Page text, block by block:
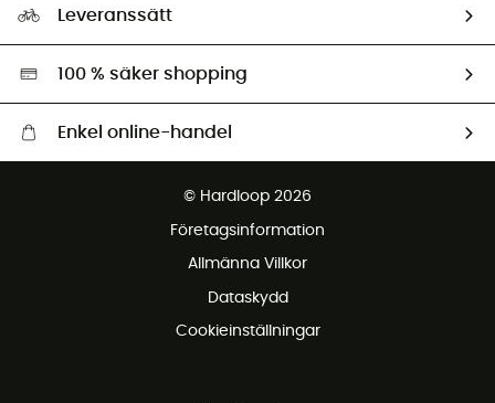
Ambassadörer
Miljöanpassat urval
Leveranssätt
100 % säker shopping
Enkel online-handel
Gratis retur inom 100 dagar
© Hardloop 2026
Företagsinformation
Allmänna Villkor
Dataskydd
Cookieinställningar